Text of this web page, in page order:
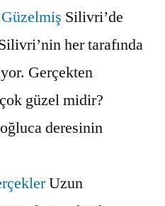
Silivri’de
her tarafında
Gerçekten
güzel midir?
deresinin
Uzun